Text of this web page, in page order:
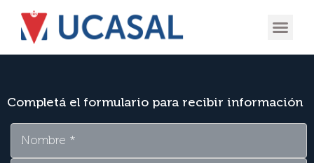
Completá el formulario para recibir información